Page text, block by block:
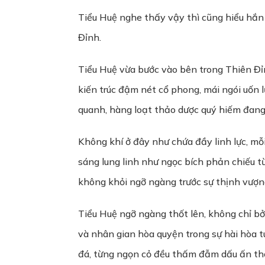
Tiểu Huệ nghe thấy vậy thì cũng hiểu
Đỉnh.
Tiểu Huệ vừa bước vào bên trong Thiên
kiến trúc đậm nét cổ phong, mái ngói
quanh, hàng loạt thảo dược quý hiếm
Không khí ở đây như chứa đầy linh lực,
sáng lung linh như ngọc bích phản chiếu
không khỏi ngỡ ngàng trước sự thịnh
Tiểu Huệ ngỡ ngàng thốt lên, không chỉ
và nhân gian hòa quyện trong sự hài
đá, từng ngọn cỏ đều thấm đẫm dấu ấn